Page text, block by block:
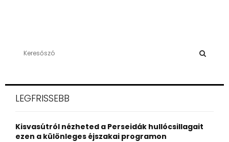
h
o
r
LEGFRISSEBB
Kisvasútról nézheted a Perseidák hullócsillagait
ezen a különleges éjszakai programon